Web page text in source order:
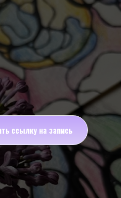
ссылку на запись